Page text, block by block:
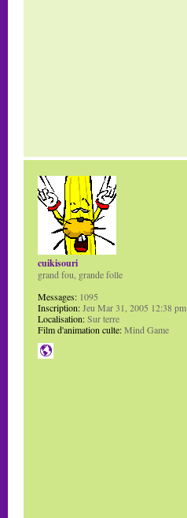
cuikisouri
grand fou, grande folle
Messages: 1095
Inscription:Jeu Mar 31, 2005 12:38 pm
Localisation:Sur terre
Film d'animation culte:Mind Game